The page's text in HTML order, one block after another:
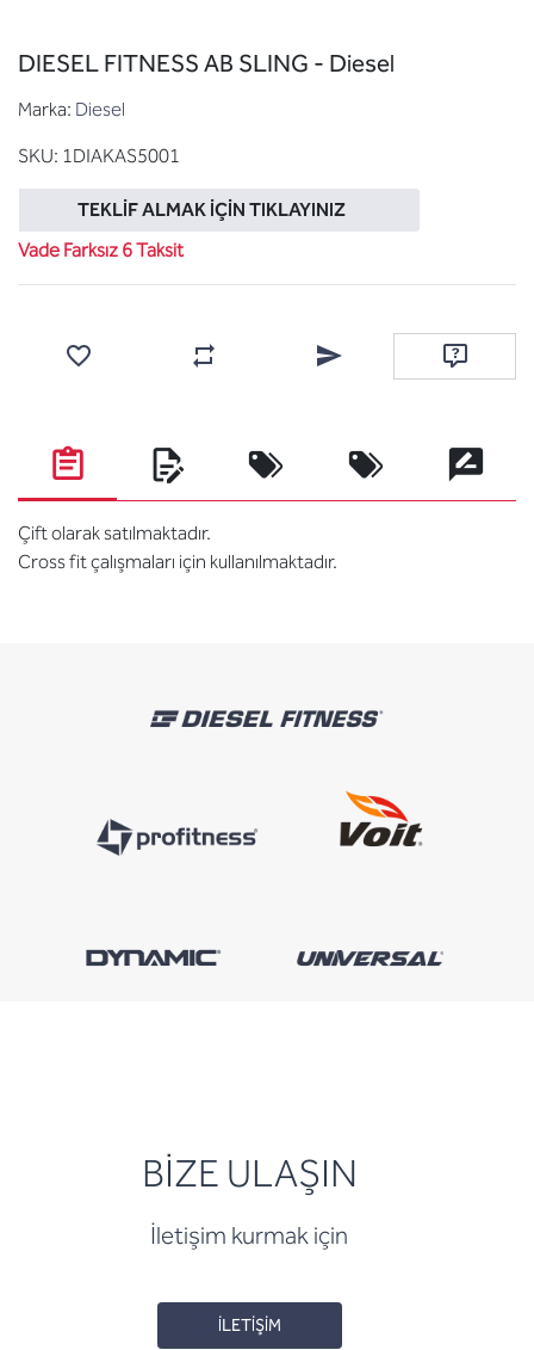
DIESEL FITNESS AB SLING - Diesel
Marka: Diesel
SKU: 1DIAKAS5001
TEKLIF ALMAK İÇIN TIKLAYINIZ
Vade Farksız 6 Taksit
Karşılaştırma listesine ekleArkadaşına e-posta ile
Soru sor
Çift olarak satılmaktadır.
Cross fit çalışmaları için kullanılmaktadır.
BİZE ULAŞIN
İletişim kurmak için
İLETİŞİM